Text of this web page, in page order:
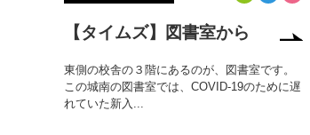
【タイムズ】図書室から
東側の校舎の３階にあるのが、図書室です。
この城南の図書室では、COVID-19のために遅
れていた新入...